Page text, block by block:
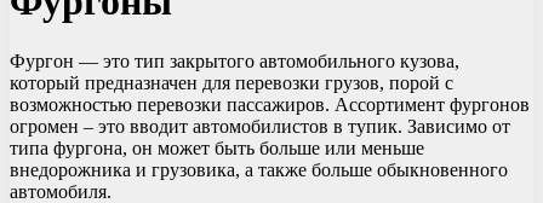
Фургон — это тип закрытого автомобильного кузова,
который предназначен для перевозки грузов, порой с
возможностью перевозки пассажиров. Ассортимент фургонов
огромен – это вводит автомобилистов в тупик. Зависимо от
типа фургона, он может быть больше или меньше
внедорожника и грузовика, а также больше обыкновенного
автомобиля.